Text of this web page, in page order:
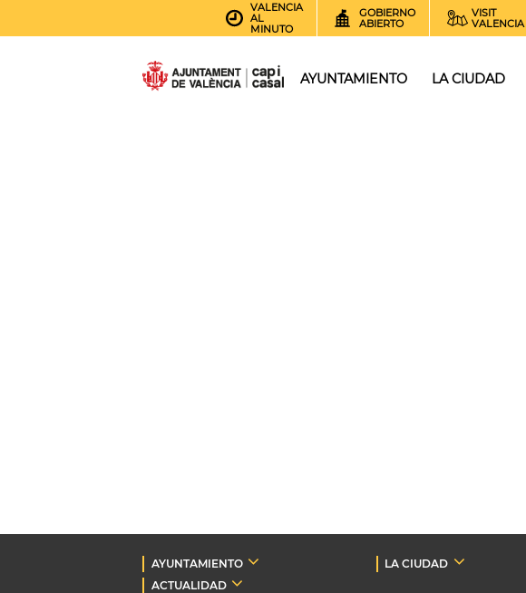
VALENCIA
AL
MINUTO
GOBIERNO
ABIERTO
VISIT
VALENCIA
AYUNTAMIENTO LA CIUDAD
AYUNTAMIENTO LA CIUDAD
ACTUALIDAD